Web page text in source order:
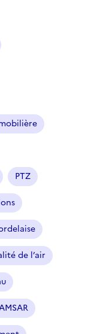
PTZ
de l’air